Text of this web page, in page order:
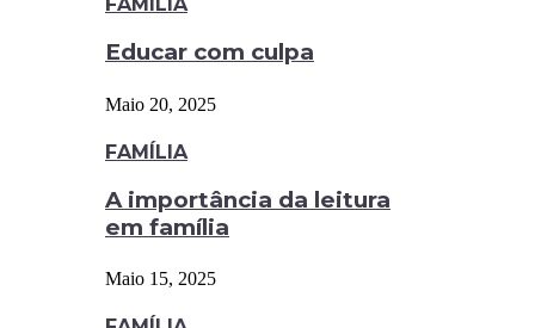
FAMÍLIA
Educar com culpa
Maio 20, 2025
FAMÍLIA
A importância da leitura
em família
Maio 15, 2025